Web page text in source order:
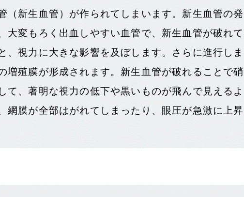
（新生血管）が作られてしまいます。新生血管の
大変もろく出血しやすい血管で、新生血管が破れ
、視力に大きな影響を及ぼします。さらに進行し
増殖膜が形成されます。新生血管が破れることで
て、著明な視力の低下や黒いものが飛んで見える
網膜が全部はがれてしまったり、眼圧が急激に上